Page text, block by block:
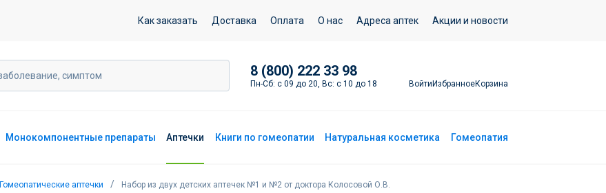
Как заказать Доставка Оплата О нас Адреса аптек Акции и новости
8 (800) 222 33 98
Пн-Сб: с 09 до 20, Вс: с 10 до 18 ВойтиИзбранноеКорзина
Монокомпонентные препараты Аптечки Книги по гомеопатии Натуральная косметика Гомеопатия
Гомеопатические аптечки Набор из двух детских аптечек №1 и №2 от доктора Колосовой О.В.
Добавить в корзину